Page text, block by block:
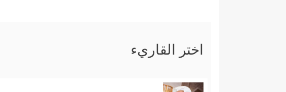
اختر القاريء